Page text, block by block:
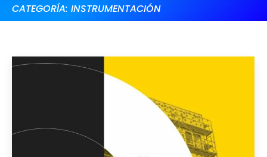
CATEGORÍA: INSTRUMENTACIÓN